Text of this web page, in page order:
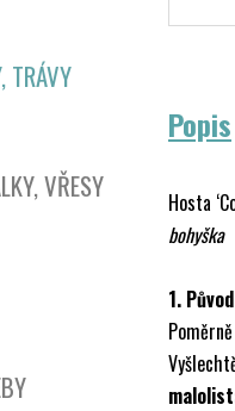
TRÁVY
VŘESY
Popis
Hosta
bohyška
1.